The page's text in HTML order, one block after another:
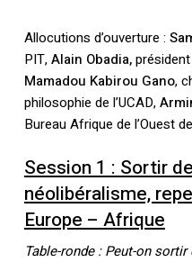
Allocutions d’ouverture :
PIT,Alain Obadia,président
Mamadou Kabirou Gano,
philosophie de l’UCAD,
Bureau Afrique de l’Ouest
Session 1 : Sortir
néolibéralisme,
Europe – Afrique
Table-ronde : Peut-on